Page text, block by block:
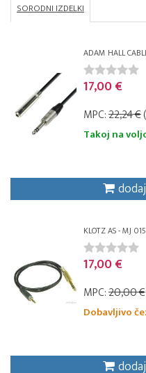
SORODNI IZDELKI
ADAM HALL
17,00 €
MPC:22,24 €
Takoj na
KLOTZ AS - MJ
17,00 €
MPC:20,00 €
Dobavljivo